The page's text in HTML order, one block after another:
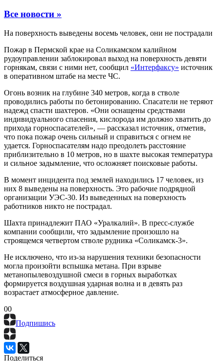
Все новости »
На поверхность выведены восемь человек, они не пострадали
Пожар в Пермской крае на Соликамском калийном
рудоуправлении заблокировал выход на поверхность девяти
горнякам, связи с ними нет, сообщил «Интерфаксу» источник
в оперативном штабе на месте ЧС.
Огонь возник на глубине 340 метров, когда в стволе
проводились работы по бетонированию. Спасатели не теряют
надежд спасти шахтеров. «Они оснащены средствами
индивидуального спасения, кислорода им должно хватить до
прихода горноспасателей», — рассказал источник, отметив,
что пока пожар очень сильный и справиться с огнем не
удается. Горноспасателям надо преодолеть расстояние
приблизительно в 10 метров, но в шахте высокая температура
и сильное задымление, что осложняет поисковые работы.
В момент инцидента под землей находились 17 человек, из
них 8 выведены на поверхность. Это рабочие подрядной
организации УЭС-30. Из выведенных на поверхность
работников никто не пострадал.
Шахта принадлежит ПАО «Уралкалий». В пресс-службе
компании сообщили, что задымление произошло на
строящемся четвертом стволе рудника «Соликамск-3».
Не исключено, что из-за нарушения техники безопасности
могла произойти вспышка метана. При взрыве
метанопылевоздушной смеси в горных выработках
формируется воздушная ударная волна и в девять раз
возрастает атмосферное давление.
00
Подпишись
Поделиться